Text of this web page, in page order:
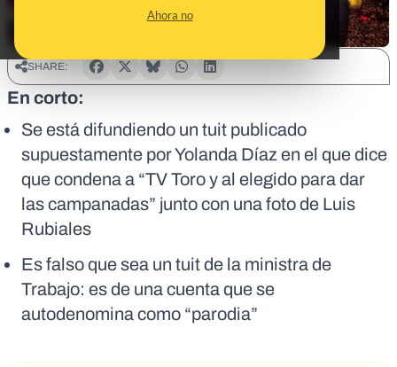
Ahora no
SHARE:
En corto:
Se está difundiendo un tuit publicado
supuestamente por Yolanda Díaz en el que dice
que condena a “TV Toro y al elegido para dar
las campanadas” junto con una foto de Luis
Rubiales
Es falso que sea un tuit de la ministra de
Trabajo: es de una cuenta que se
autodenomina como “parodia”